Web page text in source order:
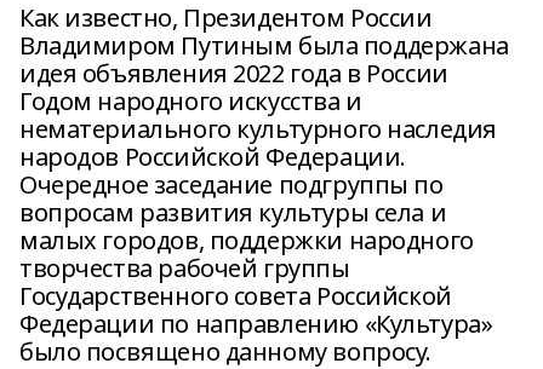
Как известно, Президентом России
Владимиром Путиным была поддержана
идея объявления 2022 года в России
Годом народного искусства и
нематериального культурного наследия
народов Российской Федерации.
Очередное заседание подгруппы по
вопросам развития культуры села и
малых городов, поддержки народного
творчества рабочей группы
Государственного совета Российской
Федерации по направлению «Культура»
было посвящено данному вопросу.